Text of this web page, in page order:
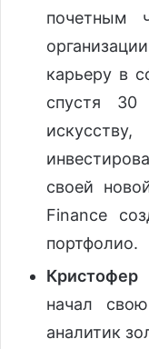
почетным
карьеру в
спустя
своей
Finance
портфолио.
Кристофер
начал
аналитик